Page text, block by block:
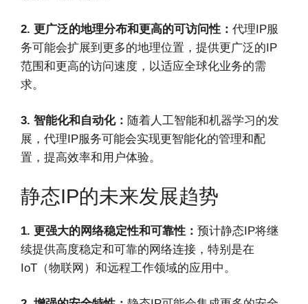
2. 更广泛的地理分布和更高的可访问性： 代理IP服
务可能会扩展到更多的地理位置，提供更广泛的IP
范围和更高的访问速度，以适应全球化业务的需
求。
3. 智能化和自动化： 随着人工智能和机器学习的发
展，代理IP服务可能会实现更智能化的管理和配
置，提高效率和用户体验。
静态IP的未来发展趋势
1. 更强大的网络稳定性和可靠性： 预计静态IP将继
续提供高度稳定和可靠的网络连接，特别是在
IoT（物联网）和远程工作领域的应用中。